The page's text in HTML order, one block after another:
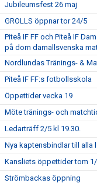
Jubileumsfest 26 maj
GROLLS öppnar tor 24/5
Piteå IF FF och Piteå IF
på dom damallsvenska
Nordlundas Tränings- &
Piteå IF FF:s fotbollsskola
Öppettider vecka 19
Möte tränings- och
Ledarträff 2/5 kl 19.30.
Nya kaptensbindlar till alla
Kansliets öppettider tom
Strömbackas öppning